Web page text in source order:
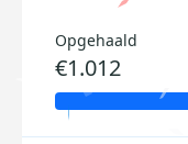
Opgehaald
€1.012